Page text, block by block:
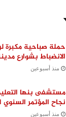
حملة صباحية مكبرة
الانضباط بشوارع
منذ أسبوعين
مستشفى بنها
نجاح المؤتمر
منذ أسبوعين